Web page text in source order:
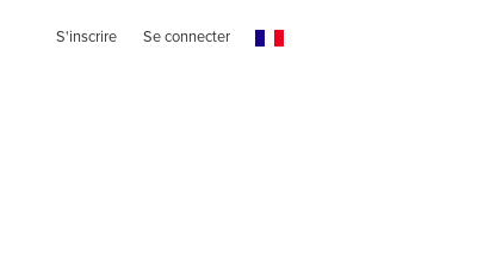
S'inscrire Se connecter